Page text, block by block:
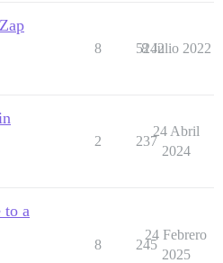
8 5242
8 Julio 2022
2 237
24 Abril
2024
to a
8 245
24 Febrero
2025